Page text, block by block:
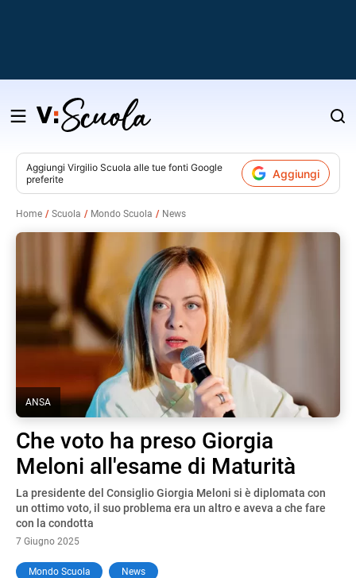
Salta
contenuto
Aggiungi Virgilio Scuola alle tue fonti Google
preferite
Aggiungi
Home Scuola Mondo Scuola News
ANSA
Che voto ha preso Giorgia
Meloni all'esame di Maturità
La presidente del Consiglio Giorgia Meloni si è diplomata con
un ottimo voto, il suo problema era un altro e aveva a che fare
con la condotta
7 Giugno 2025
Mondo Scuola News